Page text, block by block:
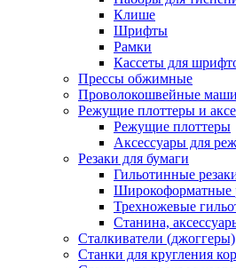
Клише
Шрифты
Рамки
Кассеты для
Прессы обжимные
Проволокошвейные
Режущие плоттеры и
Режущие плоттеры
Аксессуары для
Резаки для бумаги
Гильотинные
Широкоформатные
Трехножевые
Станина,
Сталкиватели (джоггеры)
Станки для кругления